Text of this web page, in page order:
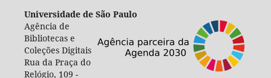
Universidade de São Paulo
Agência de
Bibliotecas e
Coleções Digitais
Rua da Praça do
Relógio, 109 -